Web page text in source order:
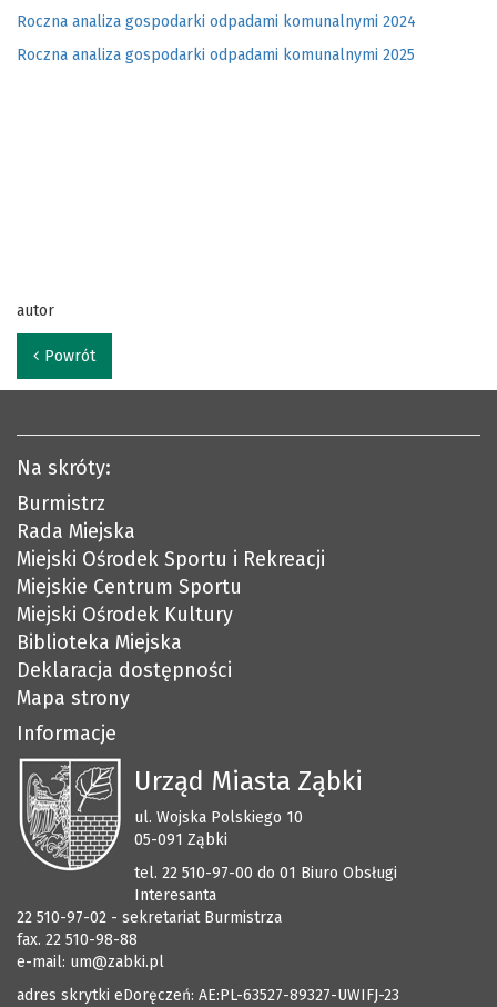
Roczna analiza gospodarki odpadami komunalnymi 2024
Roczna analiza gospodarki odpadami komunalnymi 2025
autor
Powrót
Na skróty:
Burmistrz
Rada Miejska
Miejski Ośrodek Sportu i Rekreacji
Miejskie Centrum Sportu
Miejski Ośrodek Kultury
Biblioteka Miejska
Deklaracja dostępności
Mapa strony
Informacje
Urząd Miasta Ząbki
ul. Wojska Polskiego 10
05-091 Ząbki
tel. 22 510-97-00 do 01 Biuro Obsługi
Interesanta
22 510-97-02 - sekretariat Burmistrza
fax. 22 510-98-88
e-mail: um@zabki.pl
adres skrytki eDoręczeń: AE:PL-63527-89327-UWIFJ-23